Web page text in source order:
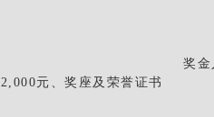
奖金
2,000元、奖座及荣誉证书